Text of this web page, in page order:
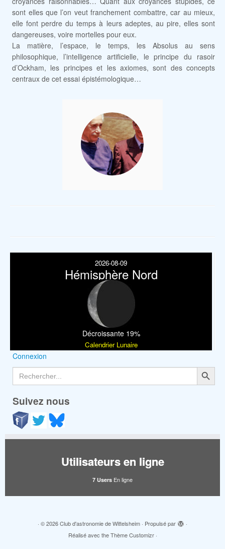
sont elles que l’on veut franchement combattre, car au mieux,
elle font perdre du temps à leurs adeptes, au pire, elles sont
dangereuses, voire mortelles pour eux.
La matière, l’espace, le temps, les Absolus au sens
philosophique, l’intelligence artificielle, le principe du rasoir
d’Ockham, les principes et les axiomes, sont des concepts
centraux de cet essai épistémologique…
2026-08-09
Hémisphère Nord
Décroissante 19%
Calendrier Lunaire
Connexion
Search
for:
Search Button
Suivez nous
Utilisateurs en ligne
7 Users En ligne
· © 2026Club d'astronomie de Wittelsheim · Propulsé par
·
Réalisé avec theThème Customizr·